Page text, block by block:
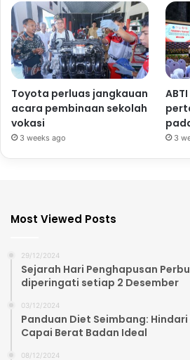
Toyota perluas jangkauan
acara pembinaan sekolah
vokasi
3 weeks ago 3
Most Viewed Posts
29/12/2024
Sejarah Hari Penghapusan
diperingati setiap 2 Desember
03/12/2024
Panduan Diet Seimbang:
Capai Berat Badan Ideal
08/12/2024